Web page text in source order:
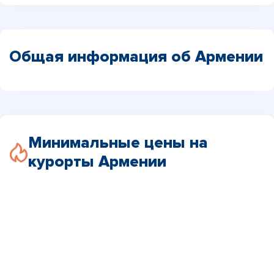
Общая информация об Армении
Минимальные цены на
курорты Армении